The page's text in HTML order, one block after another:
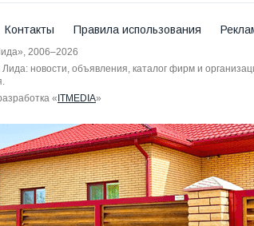
Контакты Правила использования
2006–2026
Лида: новости, объявления, каталог фирм и
«ITMEDIA»